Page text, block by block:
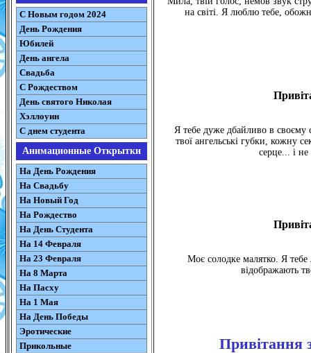
С Новым годом 2024
День Рождения
Юбилей
День ангела
Свадьба
С Рождеством
День святого Николая
Хэллоуин
С днем студента
Анимационные Открытки
На День Рождения
На Свадьбу
На Новый Год
На Рождество
На День Студента
На 14 Февраля
На 23 Февраля
На 8 Марта
На Пасху
На 1 Мая
На День Победы
Эротические
Прикольные
на світі. Я люблю тебе,
Я тебе дуже дбайливо в своєму
твої ангельські губки, кожну
серце... і
Моє солодке малятко. Я
відображають
Привітання